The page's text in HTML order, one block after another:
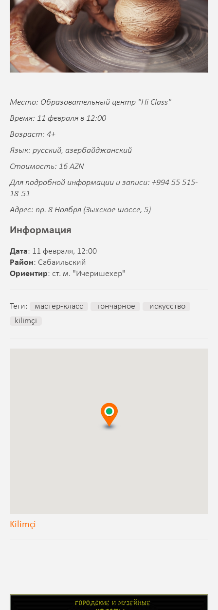
Место: Образовательный центр "Hi Class"
Время: 11 февраля в 12:00
Возраст: 4+
Язык: русский, азербайджанский
Стоимость: 16 AZN
Для подробной информации и записи: +994 55 515-
18-51
Адрес: пр. 8 Ноября (Зыхское шоссе, 5)
Информация
Дата: 11 февраля, 12:00
Район: Сабаильский
Ориентир: ст. м. "Ичеришехер"
Теги: мастер-класс гончарное
искусство
kilimçi
Kilimçi